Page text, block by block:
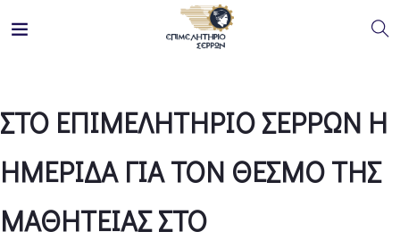
ΣΤΟ ΕΠΙΜΕΛΗΤΗΡΙΟ ΣΕΡΡΩΝ Η
ΗΜΕΡΙΔΑ ΓΙΑ ΤΟΝ ΘΕΣΜΟ ΤΗΣ
ΜΑΘΗΤΕΙΑΣ ΣΤΟ